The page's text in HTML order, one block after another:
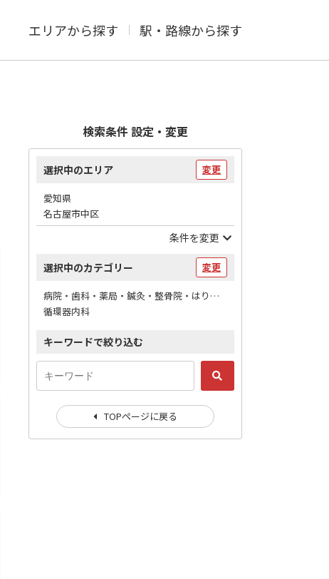
エリアから探す 駅・路線から探す
検索条件 設定・変更
選択中のエリア 変更
愛知県
名古屋市中区
条件を変更
選択中のカテゴリー 変更
病院・歯科・薬局・鍼灸・整骨院・はりマッサージ / 病院
循環器内科
キーワードで絞り込む
TOPページに戻る